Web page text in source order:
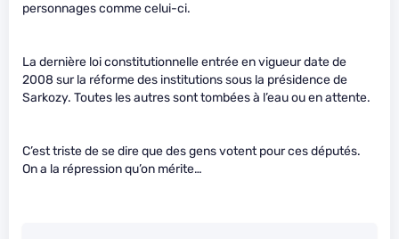
personnages comme celui-ci.
La dernière loi constitutionnelle entrée en vigueur date de
2008 sur la réforme des institutions sous la présidence de
Sarkozy. Toutes les autres sont tombées à l’eau ou en attente.
C’est triste de se dire que des gens votent pour ces députés.
On a la répression qu’on mérite…